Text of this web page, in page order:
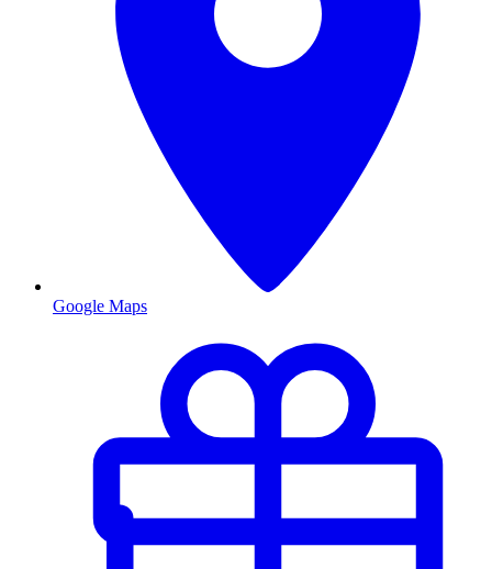
Google Maps